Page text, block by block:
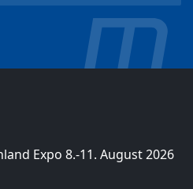
Expo 8.-11. August 2026